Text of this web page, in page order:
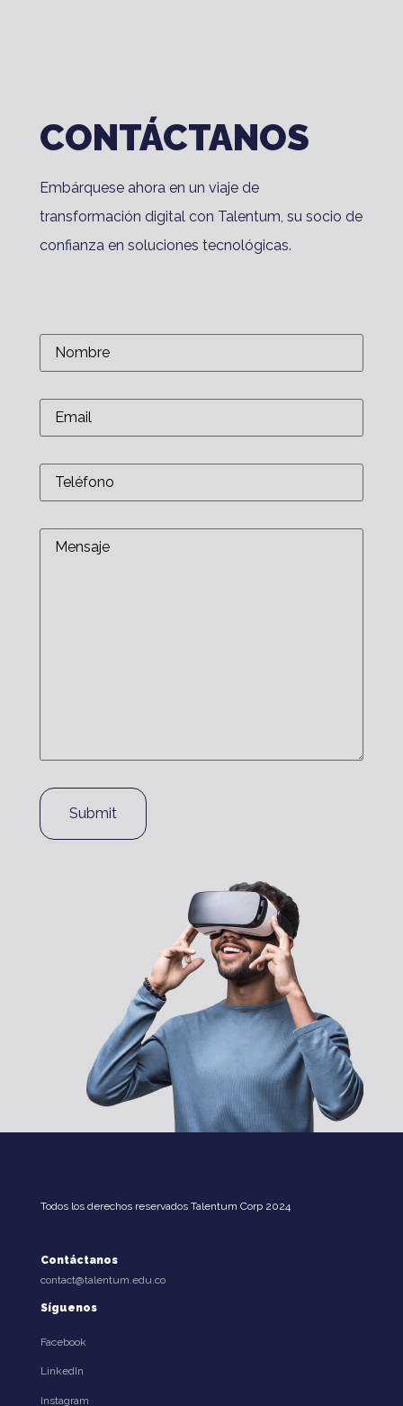
CONTÁCTANOS
Embárquese ahora en un viaje de
transformación digital con Talentum, su socio de
confianza en soluciones tecnológicas.
Todos los derechos reservados Talentum Corp 2024
Contáctanos
contact@talentum.edu.co
Síguenos
Facebook
LinkedIn
Instagram